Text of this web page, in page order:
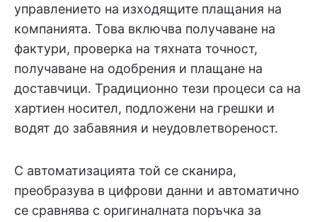
управлението на изходящите плащания на
компанията. Това включва получаване на
фактури, проверка на тяхната точност,
получаване на одобрения и плащане на
доставчици. Традиционно тези процеси са на
хартиен носител, подложени на грешки и
водят до забавяния и неудовлетвореност.
С автоматизацията той се сканира,
преобразува в цифрови данни и автоматично
се сравнява с оригиналната поръчка за